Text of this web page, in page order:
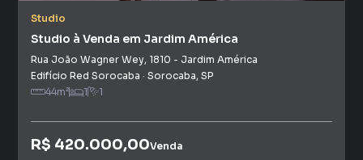
Studio
Studio à Venda em Jardim América
Rua João Wagner Wey, 1810 - Jardim América
Edifício Red Sorocaba · Sorocaba, SP
44m² 1 1
R$ 420.000,00Venda